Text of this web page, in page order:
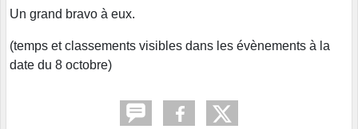
Un grand bravo à eux.
(temps et classements visibles dans les évènements à la
date du 8 octobre)